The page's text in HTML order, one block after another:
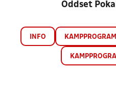
Oddset
INFO KAMPPROGRAM